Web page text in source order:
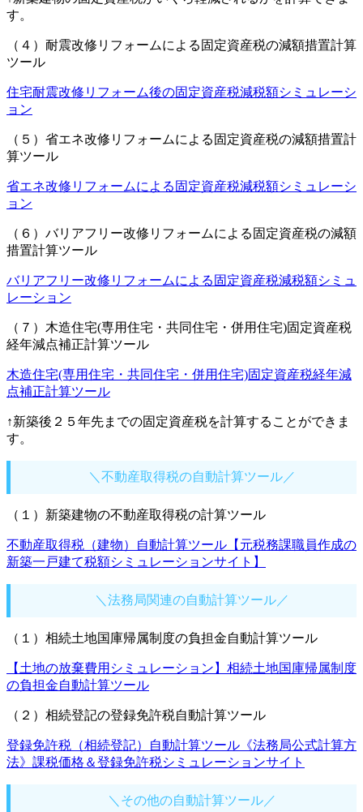
す。
（４）耐震改修リフォームによる固定資産税の減額措置計算
ツール
住宅耐震改修リフォーム後の固定資産税減税額シミュレーシ
ョン
（５）省エネ改修リフォームによる固定資産税の減額措置計
算ツール
省エネ改修リフォームによる固定資産税減税額シミュレーシ
ョン
（６）バリアフリー改修リフォームによる固定資産税の減額
措置計算ツール
バリアフリー改修リフォームによる固定資産税減税額シミュ
レーション
（７）木造住宅(専用住宅・共同住宅・併用住宅)固定資産税
経年減点補正計算ツール
木造住宅(専用住宅・共同住宅・併用住宅)固定資産税経年減
点補正計算ツール
↑新築後２５年先までの固定資産税を計算することができま
す。
＼不動産取得税の自動計算ツール／
（１）新築建物の不動産取得税の計算ツール
不動産取得税（建物）自動計算ツール【元税務課職員作成の
新築一戸建て税額シミュレーションサイト】
＼法務局関連の自動計算ツール／
（１）相続土地国庫帰属制度の負担金自動計算ツール
【土地の放棄費用シミュレーション】相続土地国庫帰属制度
の負担金自動計算ツール
（２）相続登記の登録免許税自動計算ツール
登録免許税（相続登記）自動計算ツール《法務局公式計算方
法》課税価格＆登録免許税シミュレーションサイト
＼その他の自動計算ツール／